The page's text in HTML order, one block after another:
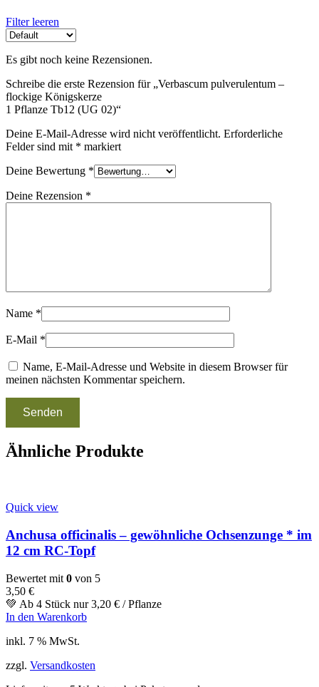
Filter leeren
Es gibt noch keine Rezensionen.
Schreibe die erste Rezension für „Verbascum pulverulentum –
flockige Königskerze
1 Pflanze Tb12 (UG 02)“
Deine E-Mail-Adresse wird nicht veröffentlicht. Erforderliche
Felder sind mit * markiert
Deine Bewertung *
Deine Rezension *
Name *
E-Mail *
Name, E-Mail-Adresse und Website in diesem Browser für
meinen nächsten Kommentar speichern.
Ähnliche Produkte
Quick view
Anchusa officinalis – gewöhnliche Ochsenzunge * im
12 cm RC-Topf
Bewertet mit 0 von 5
3,50 €
💚 Ab 4 Stück nur3,20 € / Pflanze
In den Warenkorb
inkl. 7 % MwSt.
zzgl. Versandkosten